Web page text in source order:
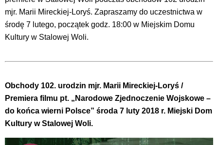
mjr. Marii Mireckiej-Loryś. Zapraszamy do uczestnictwa w
środę 7 lutego, początek godz. 18:00 w Miejskim Domu
Kultury w Stalowej Woli.
Obchody 102. urodzin mjr. Marii Mireckiej-Loryś /
Premiera filmu pt. „Narodowe Zjednoczenie Wojskowe –
do końca wierni Polsce” środa 7 luty 2018 r. Miejski Dom
Kultury w Stalowej Woli.